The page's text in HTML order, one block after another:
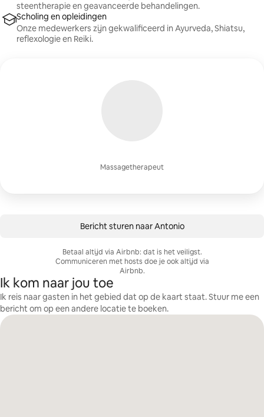
Massagetherapeut
steentherapie en geavanceerde behandelingen.
Scholing en opleidingen
Onze medewerkers zijn gekwalificeerd in Ayurveda, Shiatsu,
reflexologie en Reiki.
Bericht sturen naar Antonio
Betaal altijd via Airbnb: dat is het veiligst.
Communiceren met hosts doe je ook altijd via
Airbnb.
Ik kom naar jou toe
Ik reis naar gasten in het gebied dat op de kaart staat. Stuur me een
bericht om op een andere locatie te boeken.